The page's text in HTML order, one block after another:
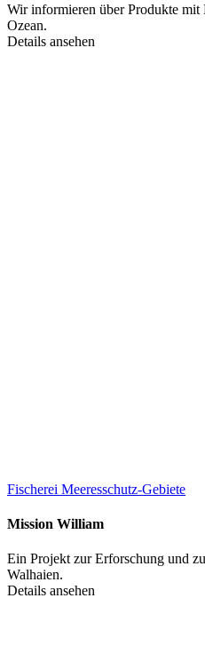
Wir informieren über Produkte mit
Ozean.
Details ansehen
Fischerei Meeresschutz-Gebiete
Mission William
Ein Projekt zur Erforschung und
Walhaien.
Details ansehen